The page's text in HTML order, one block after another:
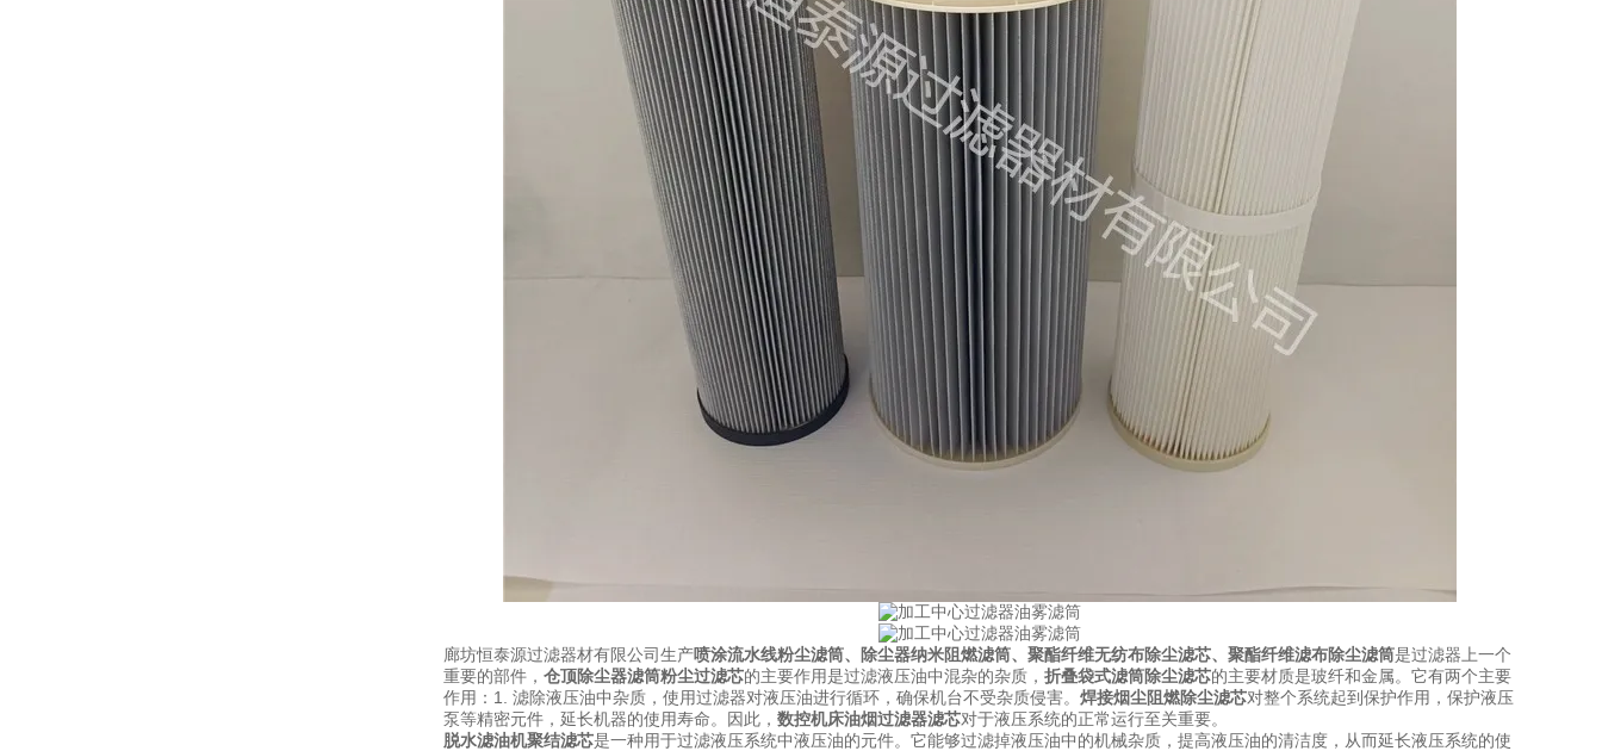
廊坊恒泰源过滤器材有限公司生产喷涂流水线粉尘滤筒、 除尘器纳米阻燃滤筒、 聚酯纤维无纺布除尘滤芯、 聚酯纤维滤布除尘滤筒是过滤器上一个
重要的部件， 仓顶除尘器滤筒粉尘过滤芯的主要作用是过滤液压油中混杂的杂质， 折叠袋式滤筒除尘滤芯的主要材质是玻纤和金属。它有两个主要
作用：1. 滤除液压油中杂质，使用过滤器对液压油进行循环，确保机台不受杂质侵害。 焊接烟尘阻燃除尘滤芯对整个系统起到保护作用，保护液压
泵等精密元件，延长机器的使用寿命。因此， 数控机床油烟过滤器滤芯对于液压系统的正常运行至关重要。
脱水滤油机聚结滤芯是一种用于过滤液压系统中液压油的元件。它能够过滤掉液压油中的机械杂质，提高液压油的清洁度，从而延长液压系统的使